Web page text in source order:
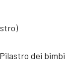
dei bimbi